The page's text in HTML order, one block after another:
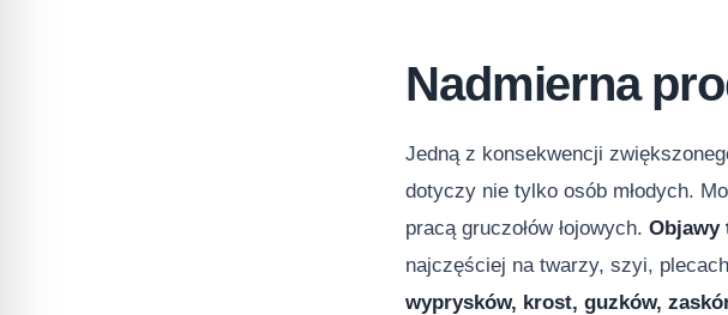
Nadmierna
Jedną z konsekwencji
dotyczy nie tylko osób młodych.
pracą gruczołów łojowych.Objawy
najczęściej na twarzy, szyi,
wyprysków, krost, guzków,